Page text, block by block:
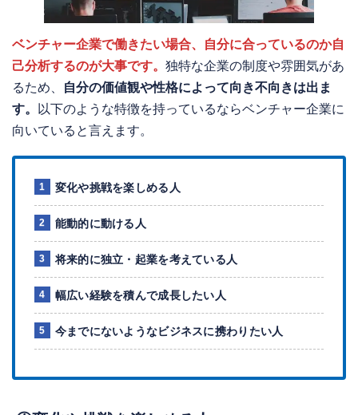
ベンチャー企業で働きたい場合、自分に合っているのか自
己分析するのが大事です。 独特な企業の制度や雰囲気があ
るため、
自分の価値観や性格によって向き不向きは出ま
す。
以下のような特徴を持っているならベンチャー企業に
向いていると言えます。
変化や挑戦を楽しめる人
能動的に動ける人
将来的に独立・起業を考えている人
幅広い経験を積んで成長したい人
今までにないようなビジネスに携わりたい人